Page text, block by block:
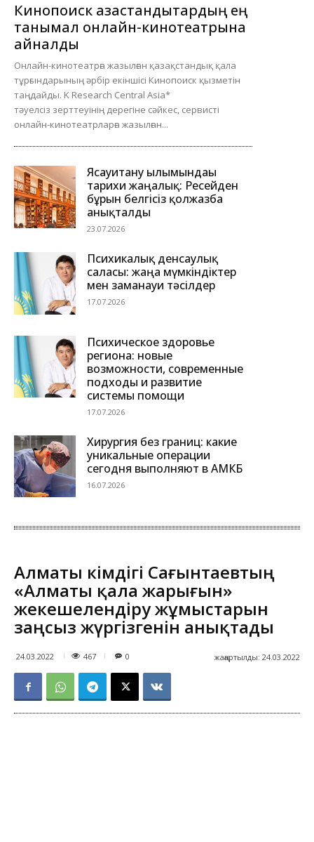
Кинопоиск қазақстандықтардың ең
танымал онлайн-кинотеатрына
айналды
Онлайн-кинотеатрға жазылған қазақстандық қала
тұрғындарының әрбір екіншісі Кинопоиск қызметін
таңдайды. K Research Central Asia*
тәуелсіз зерттеуінің дерегіне сәйкес, сервисті
онлайн-кинотеатрларға жазылған...
Ясауитану ғылымындағы
тарихи жаңалық: Ресейден
бұрын белгісіз қолжазба
анықталды
23.07.2026
Психикалық денсаулық
саласы: жаңа мүмкіндіктер
мен заманауи тәсілдер
17.07.2026
Психическое здоровье
региона: новые
возможности, современные
подходы и развитие
системы помощи
17.07.2026
Хирургия без границ: какие
уникальные операции
сегодня выполняют в АМКБ
16.07.2026